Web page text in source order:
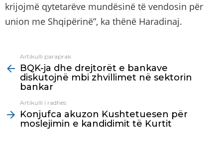
krijojmë qytetarëve mundësinë të vendosin për
union me Shqipërinë”, ka thënë Haradinaj.
more
Artikulli paraprak
BQK-ja dhe drejtorët e bankave
diskutojnë mbi zhvillimet në sektorin
bankar
Artikulli i radhës
Konjufca akuzon Kushtetuesen për
moslejimin e kandidimit të Kurtit